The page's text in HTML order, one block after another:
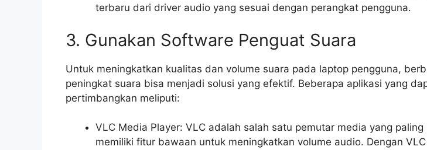
terbaru dari driver audio yang sesuai dengan perangkat pengguna.
3. Gunakan Software Penguat Suara
Untuk meningkatkan kualitas dan volume suara pada laptop pengguna,
peningkat suara bisa menjadi solusi yang efektif. Beberapa aplikasi yang
pertimbangkan meliputi:
VLC Media Player: VLC adalah salah satu pemutar media yang paling
memiliki fitur bawaan untuk meningkatkan volume audio. Dengan